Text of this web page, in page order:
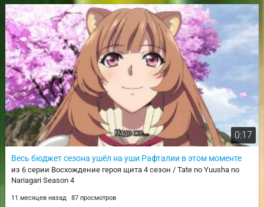
0:17
Весь бюджет сезона ушёл на уши Рафталии в этом моменте
из 6 серии Восхождение героя щита 4 сезон / Tate no Yuusha no
Nariagari Season 4
11 месяцев назад 87 просмотров